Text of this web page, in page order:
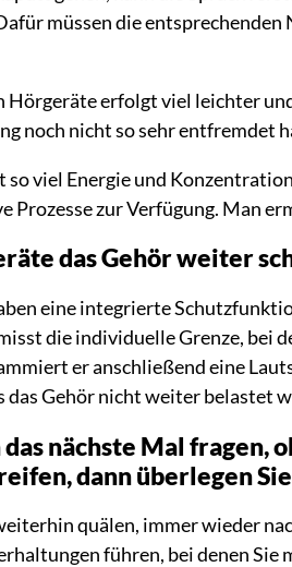
müssen die
Hörgeräte erfolgt viel leichter
noch nicht so sehr entfremdet
viel Energie und
Prozesse zur Verfügung. Man
das Gehör weiter
eine integrierte
die individuelle Grenze, bei
er anschließend eine
das Gehör nicht weiter belastet
nächste Mal fragen,
dann überlegen
quälen, immer wieder
führen, bei denen Sie